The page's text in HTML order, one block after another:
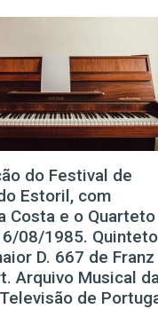
do Festival de
Estoril, com
Costa e o Quarteto
08/1985. Quinteto
D. 667 de Franz
Arquivo Musical
de